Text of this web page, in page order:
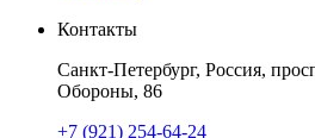
Контакты
Санкт-Петербург, Россия,
Обороны, 86
+7 (921) 254-64-24